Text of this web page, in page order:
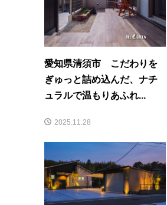
愛知県清須市 こだわりを
ぎゅっと詰め込んだ、ナチ
ュラルで温もりあふれ...
2025.11.28